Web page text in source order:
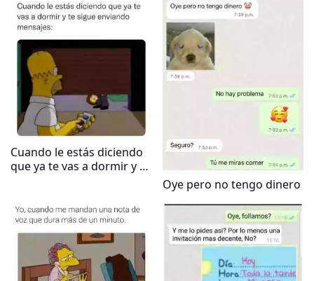
Cuando le estás diciendo
que ya te vas a dormir y te
Oye pero no tengo dinero